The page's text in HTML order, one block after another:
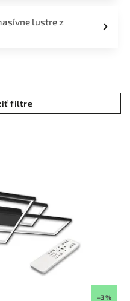
lustre z
–3 %